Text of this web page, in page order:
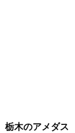
栃木のアメダス